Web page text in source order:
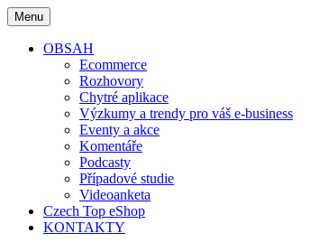
Skip
to
content
Menu
OBSAH
Ecommerce
Rozhovory
Chytré aplikace
Výzkumy a trendy pro váš e-business
Eventy a akce
Komentáře
Podcasty
Případové studie
Videoanketa
Czech Top eShop
KONTAKTY